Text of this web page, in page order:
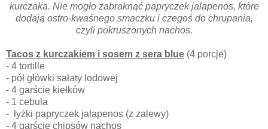
kurczaka. Nie mogło zabraknąć papryczek jalapenos, które
dodają ostro-kwaśnego smaczku i czegoś do chrupania,
czyli pokruszonych nachos.
Tacos z kurczakiem i sosem z sera blue (4 porcje)
- 4 tortille
- pół główki sałaty lodowej
- 4 garście kiełków
- 1 cebula
- łyżki papryczek jalapenos (z zalewy)
- 4 garście chipsów nachos